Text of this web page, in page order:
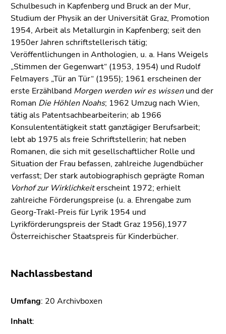
Sie diesen
Link.
Zum
Inhalt
(Zugriffstaste
1)
Zur
Positionsanzeige
(Zugriffstaste
2)
Zur
Hauptnavigation
(Zugriffstaste
3)
Zur
Unternavigation
(Zugriffstaste
4)
Zu
(Zugriffstaste
Zu
Seiteneinstellungen
Schulbesuch in Kapfenberg und Bruck an der Mur,
Studium der Physik an der Universität Graz, Promotion
1954, Arbeit als Metallurgin in Kapfenberg; seit den
1950er Jahren schriftstellerisch tätig;
Veröffentlichungen in Anthologien, u. a. Hans Weigels
„Stimmen der Gegenwart“ (1953, 1954) und Rudolf
Felmayers „Tür an Tür“ (1955); 1961 erscheinen der
erste Erzählband Morgen werden wir es wissenund der
Roman Die Höhlen Noahs; 1962 Umzug nach Wien,
tätig als Patentsachbearbeiterin; ab 1966
Konsulententätigkeit statt ganztägiger Berufsarbeit;
lebt ab 1975 als freie Schriftstellerin; hat neben
Romanen, die sich mit gesellschaftlicher Rolle und
Situation der Frau befassen, zahlreiche Jugendbücher
verfasst; Der stark autobiographisch geprägte Roman
Vorhof zur Wirklichkeiterscheint 1972; erhielt
zahlreiche Förderungspreise (u. a. Ehrengabe zum
Georg-Trakl-Preis für Lyrik 1954 und
Lyrikförderungspreis der Stadt Graz 1956),1977
Österreichischer Staatspreis für Kinderbücher.
Nachlassbestand
Umfang: 20 Archivboxen
Inhalt: